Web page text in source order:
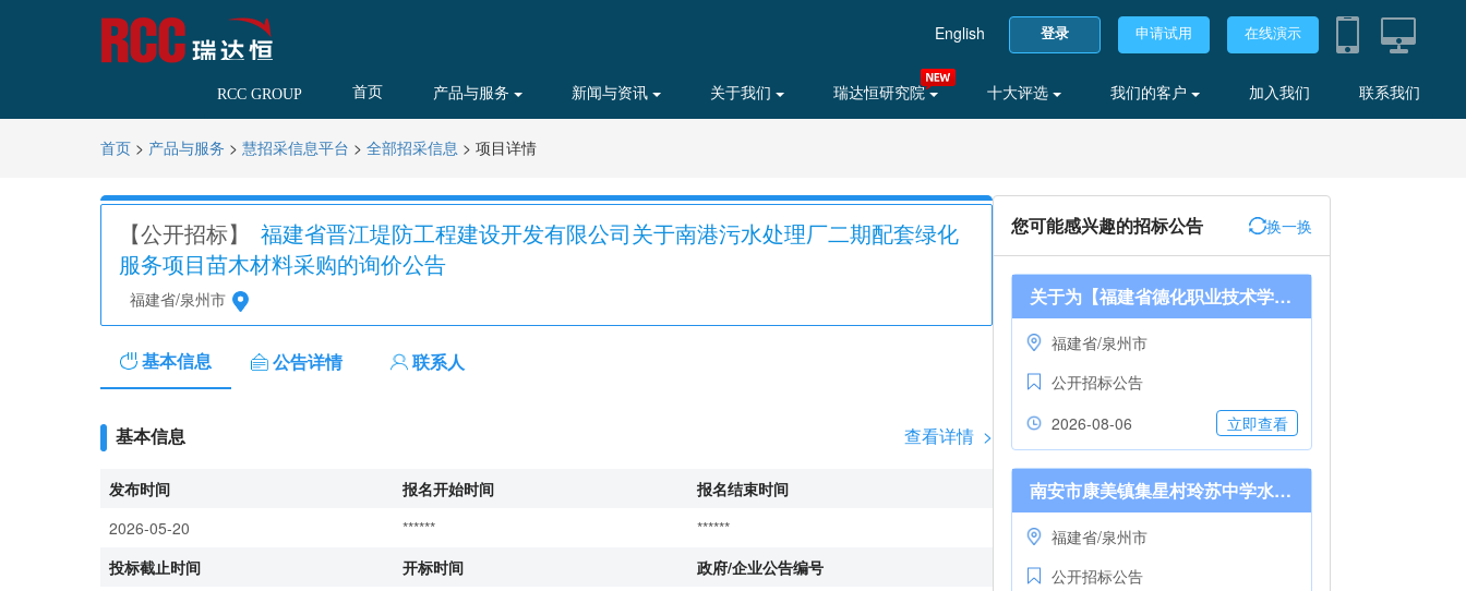
English 登录 申请试用 在线演示
RCC GROUP 首页 产品与服务 新闻与资讯 关于我们 瑞达恒研究院 十大评选 我们的客户 加入我们 联系我们
首页 > 产品与服务 > 慧招采信息平台 > 全部招采信息 > 项目详情
【公开招标】
福建省晋江堤防工程建设开发有限公司关于南港污水处理厂二期配套绿化
服务项目苗木材料采购的询价公告
福建省/泉州市
基本信息 公告详情 联系人
基本信息 查看详情 >
发布时间 报名开始时间
报名结束时间
2026-05-20
******
******
投标截止时间
开标时间
政府/企业公告编号
您可能感兴趣的招标公告 换一换
关于为【福建省德化职业技术学校】寻求【招标代理（编制招标文件）】的公告公示*德化职校校园防欺凌项目
福建省/泉州市
公开招标公告
2026-08-06
立即查看
南安市康美镇集星村玲苏中学水沟改造工程招标公告
福建省/泉州市
公开招标公告